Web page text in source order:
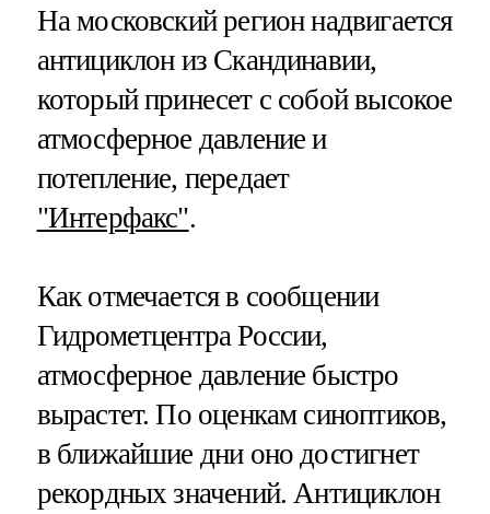
На московский регион надвигается
антициклон из Скандинавии,
который принесет с собой высокое
атмосферное давление и
потепление, передает
"Интерфакс".
Как отмечается в сообщении
Гидрометцентра России,
атмосферное давление быстро
вырастет. По оценкам синоптиков,
в ближайшие дни оно достигнет
рекордных значений. Антициклон